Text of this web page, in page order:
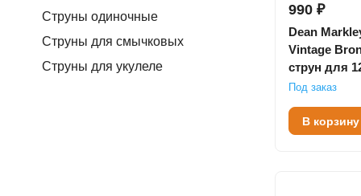
990 ₽
Dean
Vintage
струн для
Под заказ
В корзину
Струны одиночные
Струны для смычковых
Струны для укулеле